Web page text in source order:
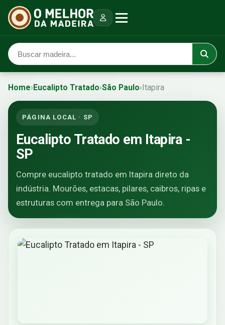
Home›Eucalipto Tratado›São Paulo›Itapira
PÁGINA LOCAL · SP
Eucalipto Tratado em Itapira -
SP
Compre eucalipto tratado em Itapira direto da
indústria. Mourões, estacas, pilares, caibros, ripas e
estruturas com entrega para São Paulo.